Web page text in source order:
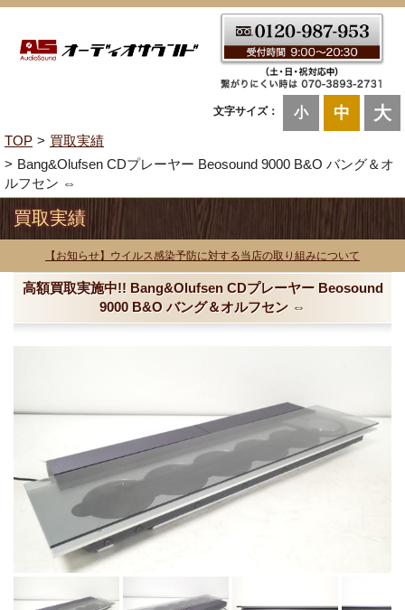
文字サイズ： 小 中 大
TOP
買取実績
Bang&Olufsen CDプレーヤー Beosound 9000 B&O バング＆オ
ルフセン ⇔
買取実績
【お知らせ】ウイルス感染予防に対する当店の取り組みについて
高額買取実施中!! Bang&Olufsen CDプレーヤー Beosound
9000 B&O バング＆オルフセン ⇔